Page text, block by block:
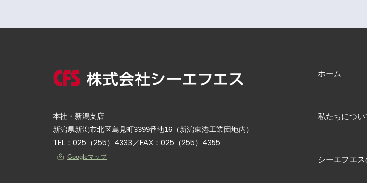
本社・新潟支店
新潟県新潟市北区島見町3399番地16（新潟東港工業団地内）
TEL： 025（255）4333／FAX：025（255）4355
Googleマップ
ホーム
私たちについ
シーエフエス